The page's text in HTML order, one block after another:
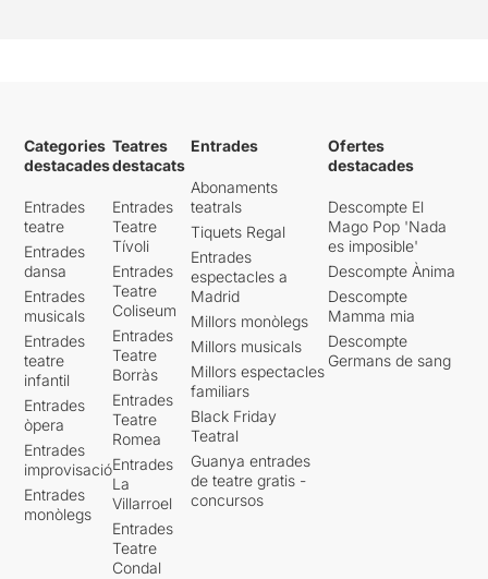
Categories
destacades
Entrades
teatre
Entrades
dansa
Entrades
musicals
Entrades
teatre
infantil
Entrades
òpera
Entrades
improvisació
Entrades
monòlegs
Teatres
destacats
Entrades
Teatre
Tívoli
Entrades
Teatre
Coliseum
Entrades
Teatre
Borràs
Entrades
Teatre
Romea
Entrades
La
Villarroel
Entrades
Teatre
Condal
Entrades
Abonaments
teatrals
Tiquets Regal
Entrades
espectacles a
Madrid
Millors monòlegs
Millors musicals
Millors espectacles
familiars
Black Friday
Teatral
Guanya entrades
de teatre gratis -
concursos
Ofertes
destacades
Descompte El
Mago Pop 'Nada
es imposible'
Descompte Ànima
Descompte
Mamma mia
Descompte
Germans de sang